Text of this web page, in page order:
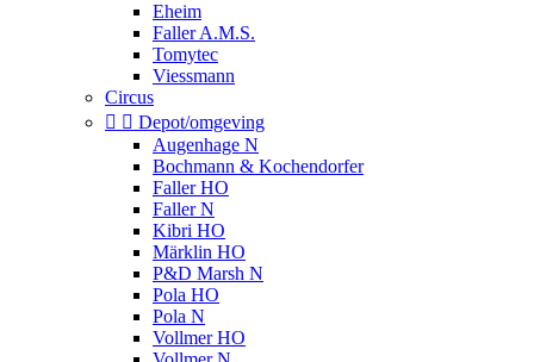
Eheim
Faller A.M.S.
Tomytec
Viessmann
Circus
  Depot/omgeving
Augenhage N
Bochmann & Kochendorfer
Faller HO
Faller N
Kibri HO
Märklin HO
P&D Marsh N
Pola HO
Pola N
Vollmer HO